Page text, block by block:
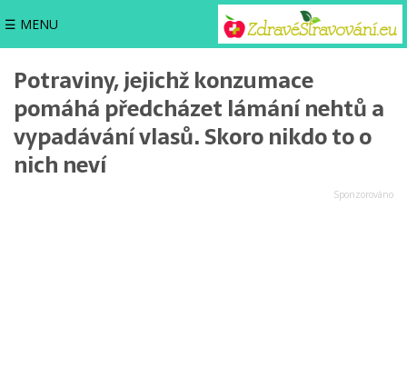
☰ MENU
Potraviny, jejichž konzumace
pomáhá předcházet lámání nehtů a
vypadávání vlasů. Skoro nikdo to o
nich neví